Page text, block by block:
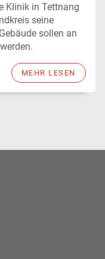
Klinik in Tettnang
seine
sollen an
MEHR LESEN